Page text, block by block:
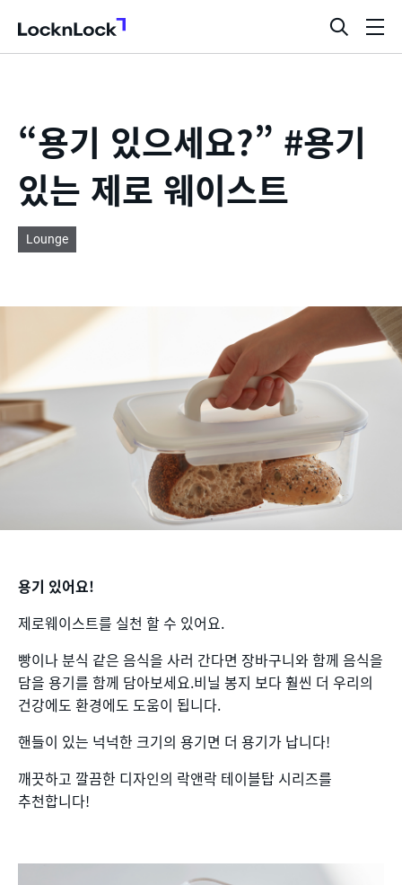
LocknLock
검
색
“용기 있으세요?” #용기
있는 제로 웨이스트
Lounge
용기 있어요!
제로웨이스트를 실천 할 수 있어요.
빵이나 분식 같은 음식을 사러 간다면 장바구니와 함께 음식을
담을 용기를 함께 담아보세요.비닐 봉지 보다 훨씬 더 우리의
건강에도 환경에도 도움이 됩니다.
핸들이 있는 넉넉한 크기의 용기면 더 용기가 납니다!
깨끗하고 깔끔한 디자인의 락앤락 테이블탑 시리즈를
추천합니다!